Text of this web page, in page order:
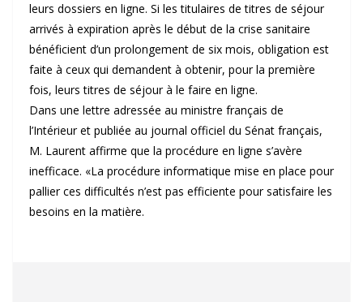
leurs dossiers en ligne. Si les titulaires de titres de séjour
arrivés à expiration après le début de la crise sanitaire
bénéficient d’un prolongement de six mois, obligation est
faite à ceux qui demandent à obtenir, pour la première
fois, leurs titres de séjour à le faire en ligne.
Dans une lettre adressée au ministre français de
l’Intérieur et publiée au journal officiel du Sénat français,
M. Laurent affirme que la procédure en ligne s’avère
inefficace. «La procédure informatique mise en place pour
pallier ces difficultés n’est pas efficiente pour satisfaire les
besoins en la matière.